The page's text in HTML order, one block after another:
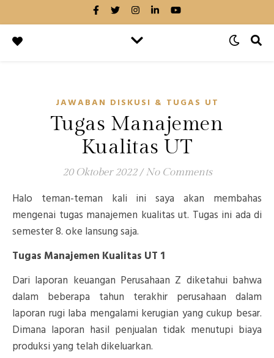
JAWABAN DISKUSI & TUGAS UT
Tugas Manajemen
Kualitas UT
20 Oktober 2022 / No Comments
Halo teman-teman kali ini saya akan membahas
mengenai tugas manajemen kualitas ut. Tugas ini ada di
semester 8. oke lansung saja.
Tugas Manajemen Kualitas UT 1
Dari laporan keuangan Perusahaan Z diketahui bahwa
dalam beberapa tahun terakhir perusahaan dalam
laporan rugi laba mengalami kerugian yang cukup besar.
Dimana laporan hasil penjualan tidak menutupi biaya
produksi yang telah dikeluarkan.